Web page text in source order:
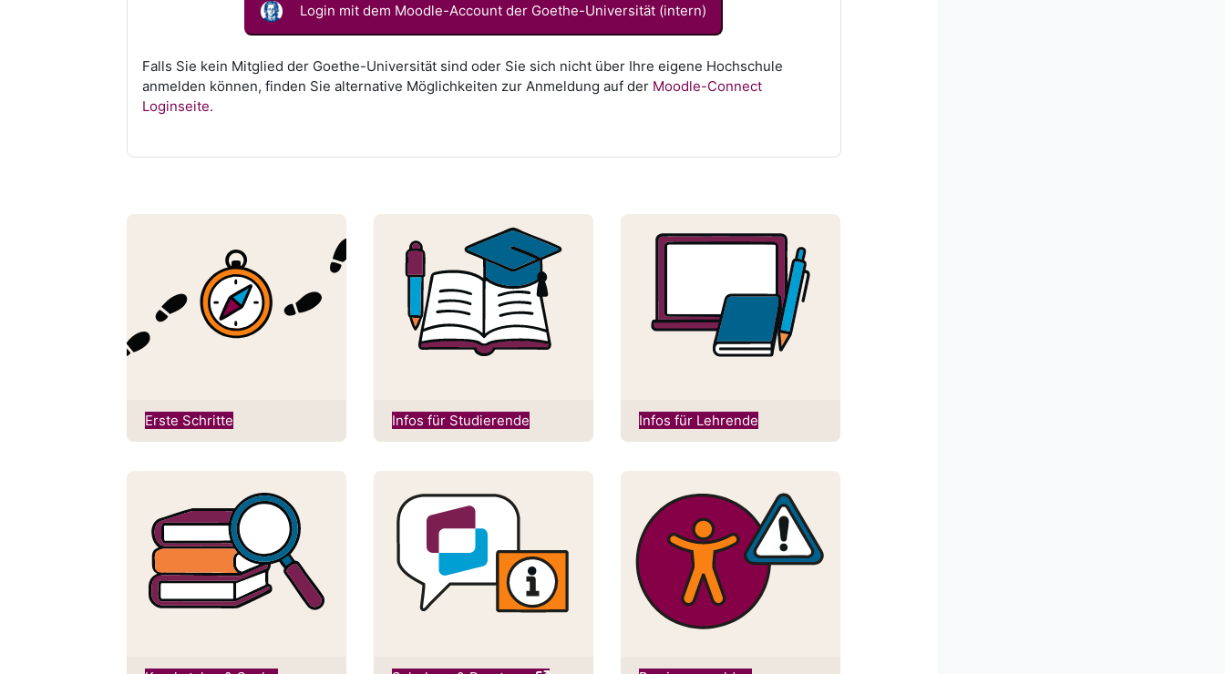
Login mit dem Moodle-Account der Goethe-Universität (intern)
Falls Sie kein Mitglied der Goethe-Universität sind oder Sie sich nicht über Ihre eigene Hochschule
anmelden können, finden Sie alternative Möglichkeiten zur Anmeldung auf der Moodle-Connect
Loginseite.
Erste Schritte Infos für Studierende Infos für Lehrende